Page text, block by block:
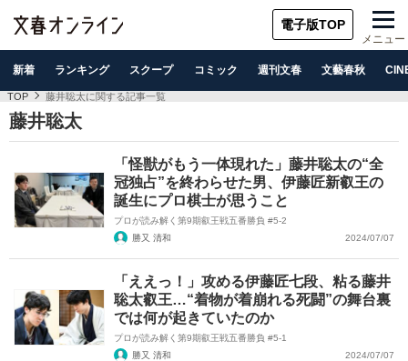
電子版TOP
メニュー
新着 ランキング スクープ コミック 週刊文春 文藝春秋
TOP 藤井聡太に関する記事一覧
藤井聡太
「怪獣がもう一体現れた」藤井聡太の“全
冠独占”を終わらせた男、伊藤匠新叡王の
誕生にプロ棋士が思うこと
プロが読み解く第9期叡王戦五番勝負 #5-2
勝又 清和
2024/07/07
「ええっ！」攻める伊藤匠七段、粘る藤井
聡太叡王…“着物が着崩れる死闘”の舞台裏
では何が起きていたのか
プロが読み解く第9期叡王戦五番勝負 #5-1
勝又 清和
2024/07/07